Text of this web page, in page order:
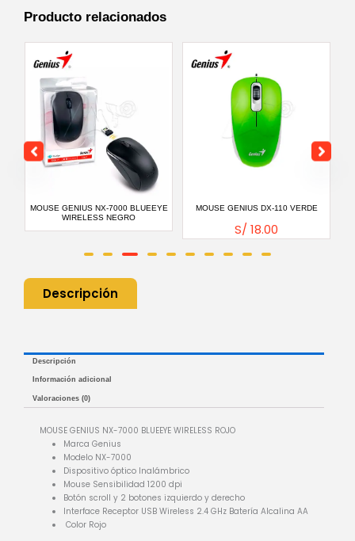
Producto relacionados
MOUSE GENIUS NX-7000 BLUEEYE
WIRELESS NEGRO
MOUSE GENIUS DX-110 VERDE
S/18.00
Descripción
Descripción
Información adicional
Valoraciones (0)
MOUSE GENIUS NX-7000 BLUEEYE WIRELESS ROJO
Marca Genius
Modelo NX-7000
Dispositivo óptico Inalámbrico
Mouse Sensibilidad 1200 dpi
Botón scroll y 2 botones izquierdo y derecho
Interface Receptor USB Wireless 2.4 GHz Batería Alcalina AA
Color Rojo